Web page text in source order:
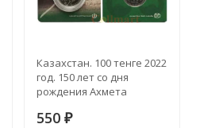
Казахстан. 100 тенге 2022
год. 150 лет со дня
рождения Ахмета
открытке)
550 ₽